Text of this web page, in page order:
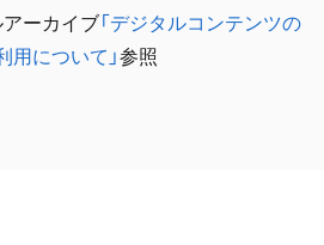
ーカイブ「デジタルコンテンツの
用について」参照